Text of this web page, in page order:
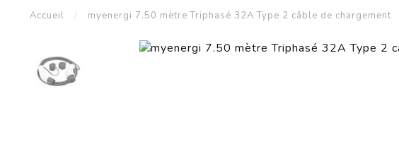
Accueil / myenergi 7.50 mètre Triphasé 32A Type 2 câble de chargement